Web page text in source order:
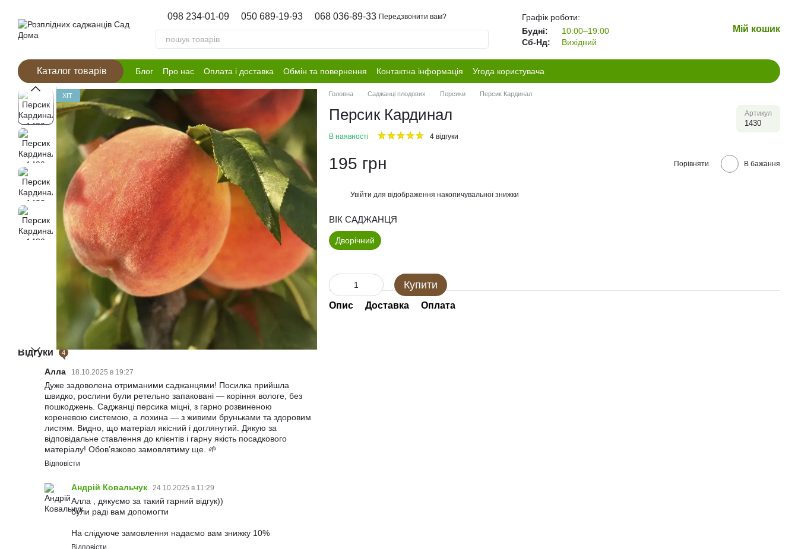
098 234-01-09 050 689-19-93 068 036-89-33 Передзвонити вам?
Графік роботи:
Будні:
10:00–19:00
Сб-Нд:
Вихідний
Мій кошик
Каталог товарів Блог Про нас Оплата і доставка Обмін та повернення Контактна інформація Угода користувача
ХІТ
Відгуки 4
Алла 18.10.2025 в 19:27
Дуже задоволена отриманими саджанцями! Посилка прийшла
швидко, рослини були ретельно запаковані — коріння вологе, без
пошкоджень. Саджанці персика міцні, з гарно розвиненою
кореневою системою, а лохина — з живими бруньками та здоровим
листям. Видно, що матеріал якісний і доглянутий. Дякую за
відповідальне ставлення до клієнтів і гарну якість посадкового
матеріалу! Обов’язково замовлятиму ще. 🌱
Відповісти
Андрій Ковальчук 24.10.2025 в 11:29
Алла , дякуємо за такий гарний відгук))
були раді вам допомогти
На слідуюче замовлення надаємо вам знижку 10%
Відповісти
Головна Саджанці плодових Персики Персик Кардинал
Персик Кардинал Артикул
1430
В наявності 4 відгуки
195 грн Порівняти В бажання
Увійти для відображення накопичувальної знижки
ВІК САДЖАНЦЯ
Дворічний
Купити
Опис Доставка Оплата